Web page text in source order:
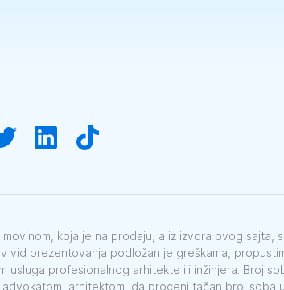
koja je na prodaju, a iz izvora ovog
vid prezentovanja podložan je greškama,
usluga profesionalnog arhitekte ili inžinjera. Broj
arhitektom, da proceni tačan broj